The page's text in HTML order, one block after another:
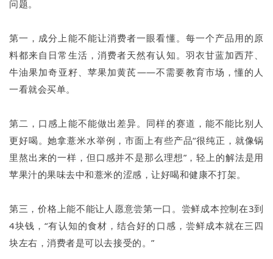
问题。
第一，成分上能不能让消费者一眼看懂。每一个产品用的原
料都来自日常生活，消费者天然有认知。羽衣甘蓝加西芹、
牛油果加奇亚籽、苹果加黄芪——不需要教育市场，懂的人
一看就会买单。
第二，口感上能不能做出差异。同样的赛道，能不能比别人
更好喝。她拿薏米水举例，市面上有些产品“很纯正，就像锅
里熬出来的一样，但口感并不是那么理想”，轻上的解法是用
苹果汁的果味去中和薏米的涩感，让好喝和健康不打架。
第三，价格上能不能让人愿意尝第一口。尝鲜成本控制在3到
4块钱，“有认知的食材，结合好的口感，尝鲜成本就在三四
块左右，消费者是可以去接受的。”